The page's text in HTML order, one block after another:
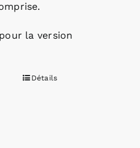
la version
Détails